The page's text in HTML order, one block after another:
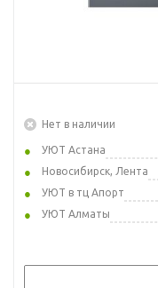
Нет в наличии
УЮТ Астана
Новосибирск, Лента
УЮТ в тц Апорт
УЮТ Алматы